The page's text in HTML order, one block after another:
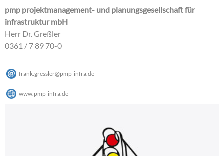
pmp projektmanagement- und planungsgesellschaft für
infrastruktur mbH
Herr Dr. Greßler
0361 / 7 89 70-0
frank.gressler@pmp-infra.de
www.pmp-infra.de